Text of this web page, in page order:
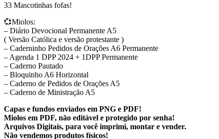
33 Mascotinhas fofas!
💞Miolos:
– Diário Devocional Permanente A5
( Versão Católica e versão protestante )
– Caderninho Pedidos de Orações A6 Permanente
– Agenda 1 DPP 2024 + 1DPP Permanente
– Caderno Pautado
– Bloquinho A6 Horizontal
– Caderno de Pedidos de Orações A5
– Caderno de Ministração A5
Capas e fundos enviados em PNG e PDF!
Miolos em PDF, não editável e protegido por senha!
Arquivos Digitais, para você imprimi, montar e vender.
Não vendemos produtos físicos!